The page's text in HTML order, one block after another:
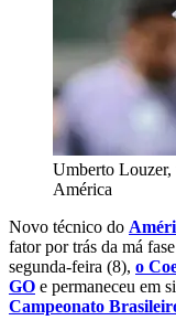
Umberto Louzer,
América
Novo técnico do
fator por trás da má
segunda-feira (8), o
GO e permaneceu em
Campeonato